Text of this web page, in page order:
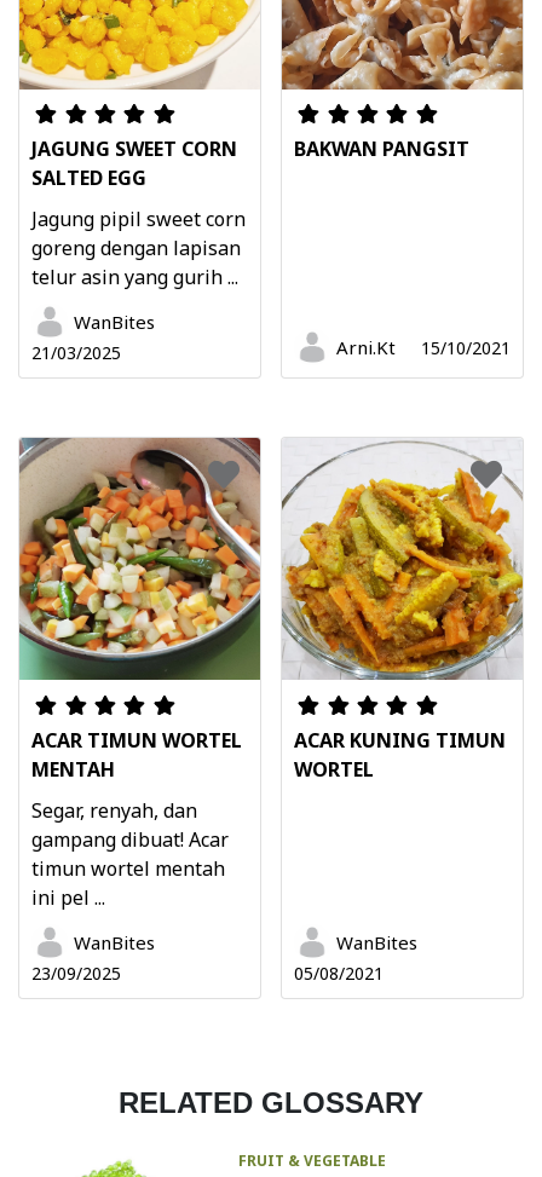
JAGUNG SWEET CORN
SALTED EGG
Jagung pipil sweet corn
goreng dengan lapisan
telur asin yang gurih ...
WanBites
21/03/2025
BAKWAN PANGSIT
Arni.Kt 15/10/2021
ACAR TIMUN WORTEL
MENTAH
Segar, renyah, dan
gampang dibuat! Acar
timun wortel mentah
ini pel ...
WanBites
23/09/2025
ACAR KUNING TIMUN
WORTEL
WanBites
05/08/2021
RELATED GLOSSARY
FRUIT & VEGETABLE